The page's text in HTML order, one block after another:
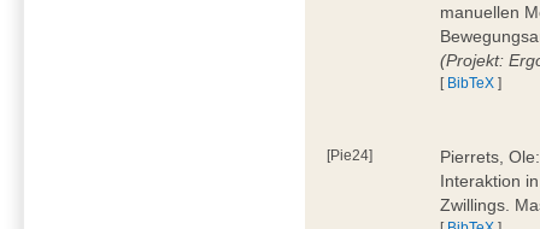
manuellen
(Projekt:
[ BibTeX ]
[Pie24]
Pierrets,
Interaktion
Zwillings.